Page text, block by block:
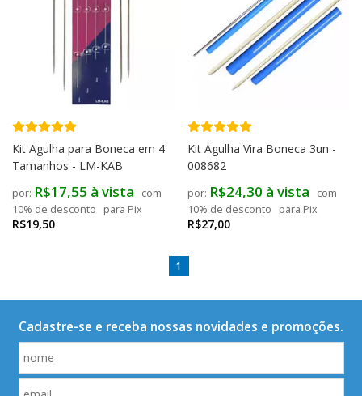
Kit Agulha para Boneca em 4
Tamanhos - LM-KAB
R$19,50
R$17,55 à vista
com
10% de desconto
para Pix
Kit Agulha Vira Boneca 3un -
008682
R$27,00
R$24,30 à vista
com
10% de desconto
para Pix
1
Cadastre-se e receba nossas novidades e promoções.